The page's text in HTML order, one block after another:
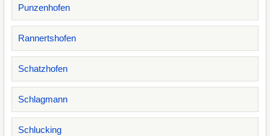
Punzenhofen
Rannertshofen
Schatzhofen
Schlagmann
Schlucking